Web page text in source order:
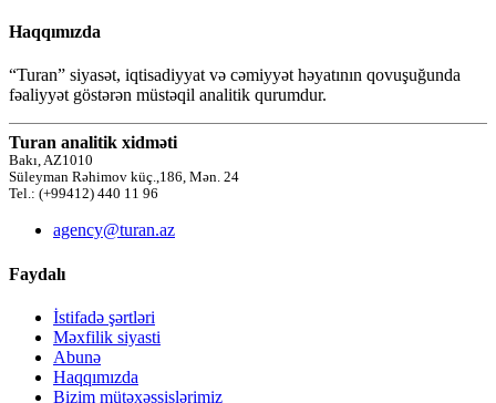
Haqqımızda
“Turan” siyasət, iqtisadiyyat və cəmiyyət həyatının qovuşuğunda
fəaliyyət göstərən müstəqil analitik qurumdur.
Turan analitik xidməti
Bakı, AZ1010
Süleyman Rəhimov küç.,186, Mən. 24
Tel.: (+99412) 440 11 96
agency@turan.az
Faydalı
İstifadə şərtləri
Məxfilik siyasti
Abunə
Haqqımızda
Bizim mütəxəssislərimiz